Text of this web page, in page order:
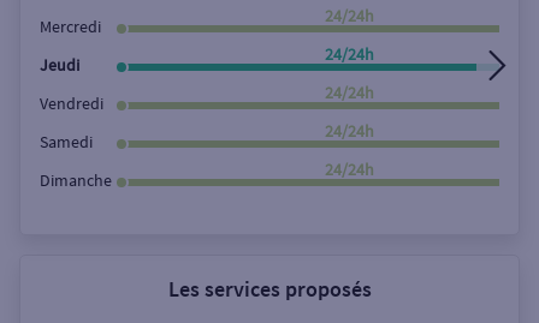
Mercredi
24/24h
Jeudi
24/24h
Vendredi
24/24h
Samedi
24/24h
Dimanche
24/24h
Les services proposés